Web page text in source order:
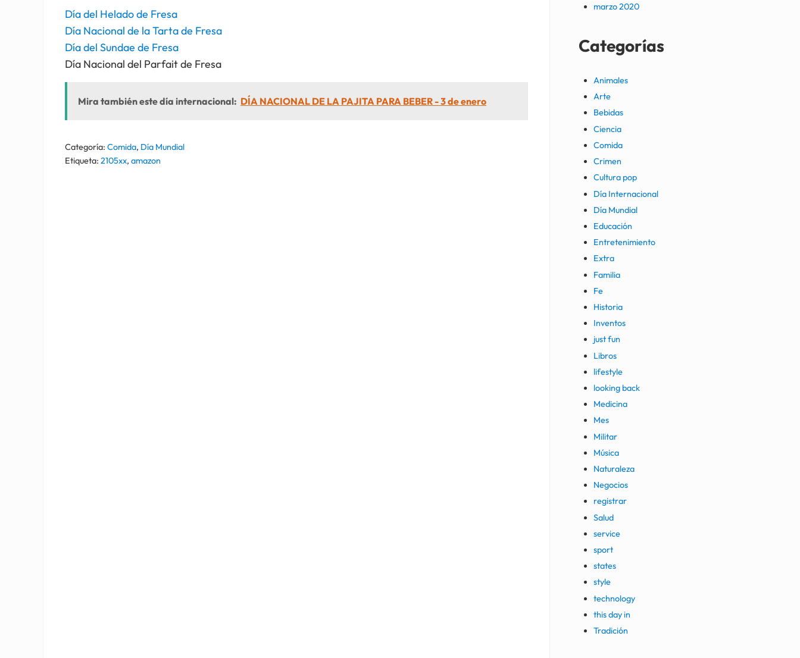
Día del Helado de Fresa
Día Nacional de la Tarta de Fresa
Día del Sundae de Fresa
Día Nacional del Parfait de Fresa
Mira también este día internacional: DÍA NACIONAL DE LA PAJITA PARA BEBER - 3 de enero
Categoría:Comida, Día Mundial
Etiqueta:2105xx,amazon
marzo 2020
Categorías
Animales
Arte
Bebidas
Ciencia
Comida
Crimen
Cultura pop
Día Internacional
Día Mundial
Educación
Entretenimiento
Extra
Familia
Fe
Historia
Inventos
just fun
Libros
lifestyle
looking back
Medicina
Mes
Militar
Música
Naturaleza
Negocios
registrar
Salud
service
sport
states
style
technology
this day in
Tradición